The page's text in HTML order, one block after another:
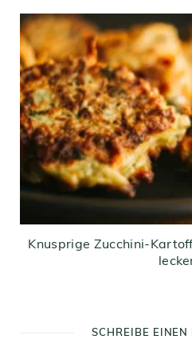
Knusprige Zucchini-
SCHREIBE EINEN